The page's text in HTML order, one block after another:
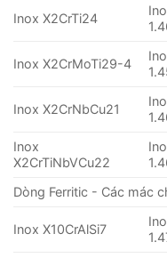
Inox X2CrTi24
Inox X2CrMoTi29-4
Inox X2CrNbCu21
Inox
X2CrTiNbVCu22
Dòng Ferritic - Các mác
Inox X10CrAlSi7